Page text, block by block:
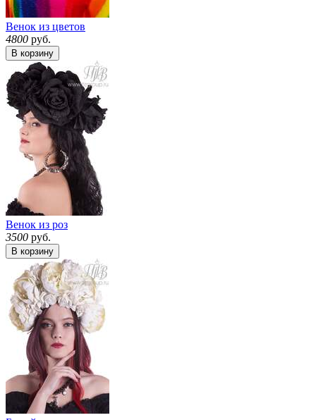
Венок из цветов
4800 руб.
В корзину
Венок из роз
3500 руб.
В корзину